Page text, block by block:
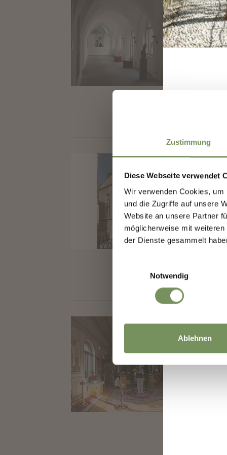
Zustimmung
Diese Webseite verwendet
Wir verwenden Cookies,
und die Zugriffe auf unsere
Website an unsere Partner
möglicherweise mit
der Dienste gesammelt
Notwendig
Ablehnen
Il
nel
La
T